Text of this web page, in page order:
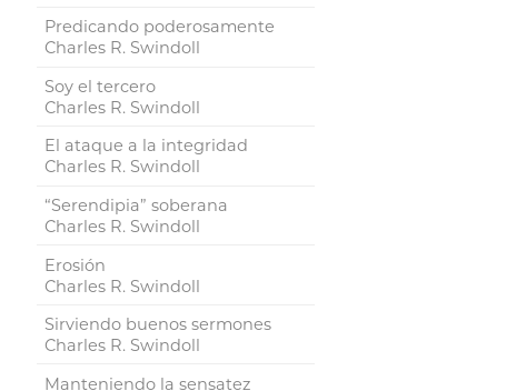
Predicando poderosamente
Charles R. Swindoll
Soy el tercero
Charles R. Swindoll
El ataque a la integridad
Charles R. Swindoll
“Serendipia” soberana
Charles R. Swindoll
Erosión
Charles R. Swindoll
Sirviendo buenos sermones
Charles R. Swindoll
Manteniendo la sensatez